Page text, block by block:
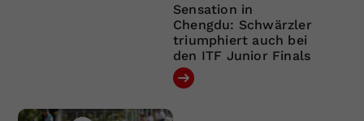
Sensation in
Chengdu: Schwärzler
triumphiert auch bei
den ITF Junior Finals